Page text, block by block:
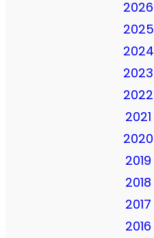
2026
2025
2024
2023
2022
2021
2020
2019
2018
2017
2016